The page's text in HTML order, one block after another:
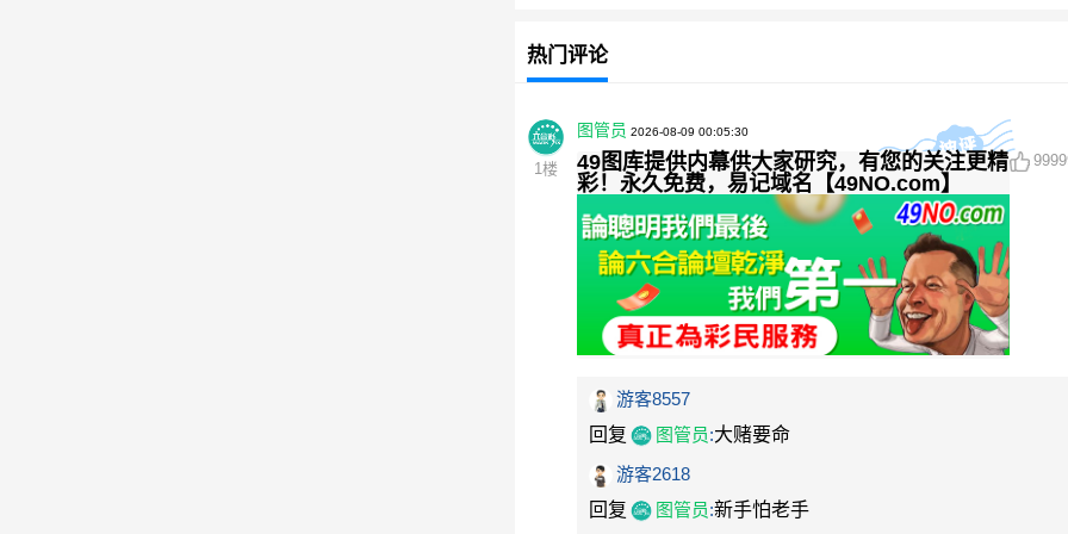
热门评论
1楼
图管员 2026-08-09 00:05:30
49图库提供内幕供大家研究，有您的关注更精
彩！永久免费，易记域名【49NO.com】
游客8557
回复
图管员:大赌要命
游客2618
回复
图管员:新手怕老手